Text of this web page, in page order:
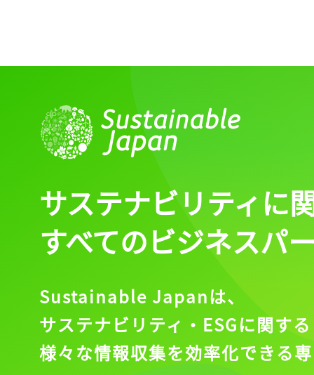
サステナビリティに
すべてのビジネスパ
Sustainable Japanは、
サステナビリティ・ESGに関する
様々な情報収集を効率化できる